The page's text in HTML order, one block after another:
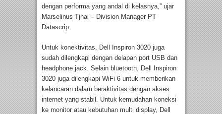
dengan performa yang andal di kelasnya,” ujar
Marselinus Tjhai – Division Manager PT
Datascrip.
Untuk konektivitas, Dell Inspiron 3020 juga
sudah dilengkapi dengan delapan port USB dan
headphone jack. Selain bluetooth, Dell Inspiron
3020 juga dilengkapi WiFi 6 untuk memberikan
kelancaran dalam beraktivitas dengan akses
internet yang stabil. Untuk kemudahan koneksi
ke monitor atau kebutuhan multi display, Dell